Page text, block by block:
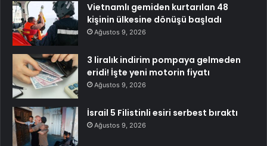
Vietnamlı gemiden kurtarılan 48
kişinin ülkesine dönüşü başladı
Ağustos 9, 2026
3 liralık indirim pompaya gelmeden
eridi! İşte yeni motorin fiyatı
Ağustos 9, 2026
İsrail 5 Filistinli esiri serbest bıraktı
Ağustos 9, 2026